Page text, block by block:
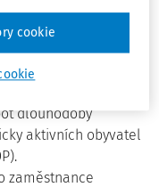
snížení nákladů na
nákladů z důvodu
dlouhodobý
aktivních obyvatel
zaměstnance
cookie